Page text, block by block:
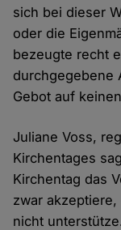
sich bei dieser
oder die
bezeugte recht
durchgegebene
Gebot auf
Juliane Voss,
Kirchentages
Kirchentag das
zwar
nicht